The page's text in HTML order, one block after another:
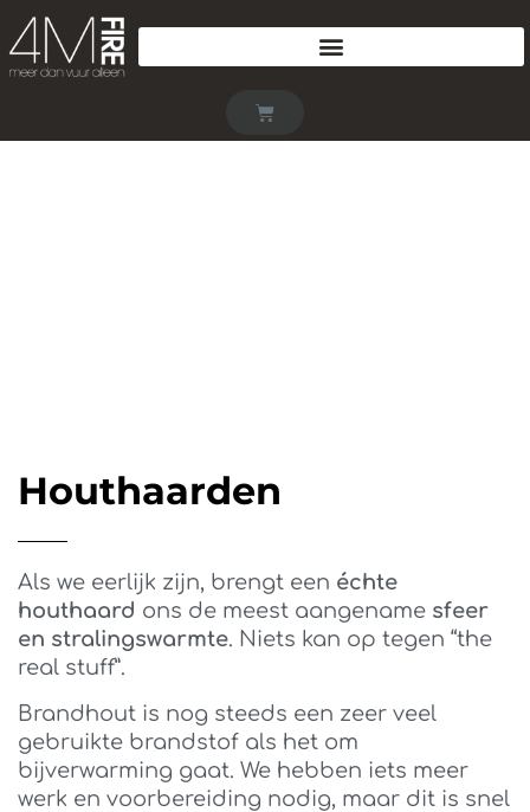
Houthaarden
Als we eerlijk zijn, brengt een échte
houthaard ons de meest aangename sfeer
en stralingswarmte. Niets kan op tegen “the
real stuff”.
Brandhout is nog steeds een zeer veel
gebruikte brandstof als het om
bijverwarming gaat. We hebben iets meer
werk en voorbereiding nodig, maar dit is snel